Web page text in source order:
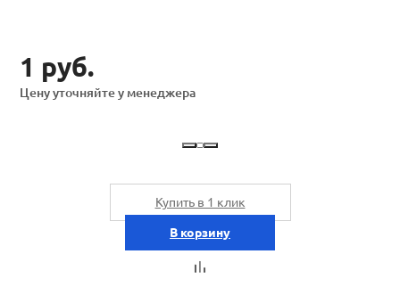
1 руб.
Цену уточняйте у менеджера
Купить в 1 клик
В корзину